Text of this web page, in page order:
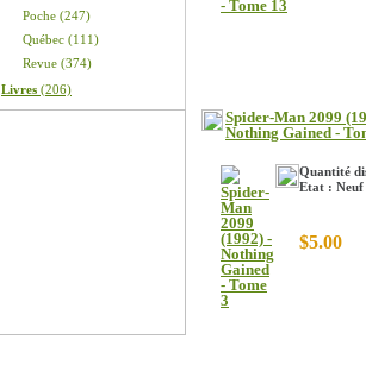
Poche (247)
Québec (111)
Revue (374)
Livres (206)
Spider-Man 2099
Nothing Gained -
Quantité
Etat : Neuf
$5.00